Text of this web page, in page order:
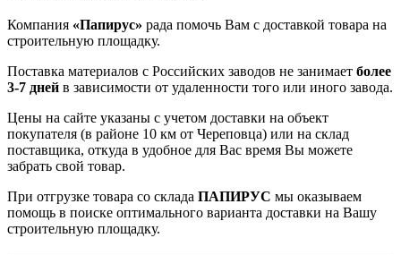
Компания «Папирус» рада помочь Вам с доставкой товара на
строительную площадку.
Поставка материалов с Российских заводов не занимает более
3-7 дней в зависимости от удаленности того или иного завода.
Цены на сайте указаны с учетом доставки на объект
покупателя (в районе 10 км от Череповца) или на склад
поставщика, откуда в удобное для Вас время Вы можете
забрать свой товар.
При отгрузке товара со склада ПАПИРУС мы оказываем
помощь в поиске оптимального варианта доставки на Вашу
строительную площадку.